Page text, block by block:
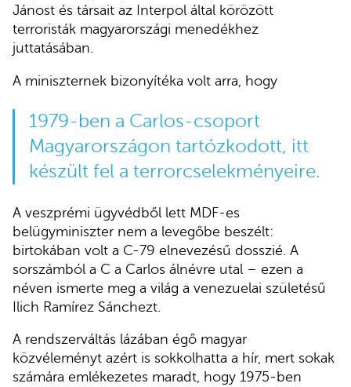
Jánost és társait az Interpol által körözött
terroristák magyarországi menedékhez
juttatásában.
A miniszternek bizonyítéka volt arra, hogy
1979-ben a Carlos-csoport
Magyarországon tartózkodott, itt
készült fel a terrorcselekményeire.
A veszprémi ügyvédből lett MDF-es
belügyminiszter nem a levegőbe beszélt:
birtokában volt a C-79 elnevezésű dosszié. A
sorszámból a C a Carlos álnévre utal – ezen a
néven ismerte meg a világ a venezuelai születésű
Ilich Ramírez Sánchezt.
A rendszerváltás lázában égő magyar
közvéleményt azért is sokkolhatta a hír, mert sokak
számára emlékezetes maradt, hogy 1975-ben